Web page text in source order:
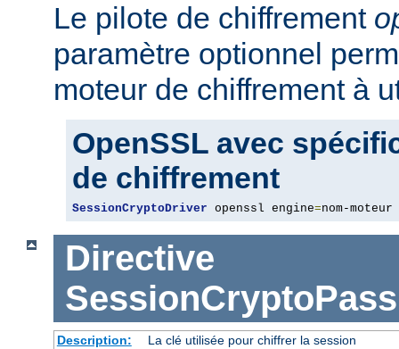
Le pilote de chiffrement
paramètre optionnel
moteur de chiffrement à
OpenSSL avec
de chiffrement
SessionCryptoDriver openssl engine=nom-moteur
Directive
Description:
La clé utilisée pour chiffrer la session